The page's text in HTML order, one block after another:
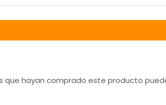
que hayan comprado este producto